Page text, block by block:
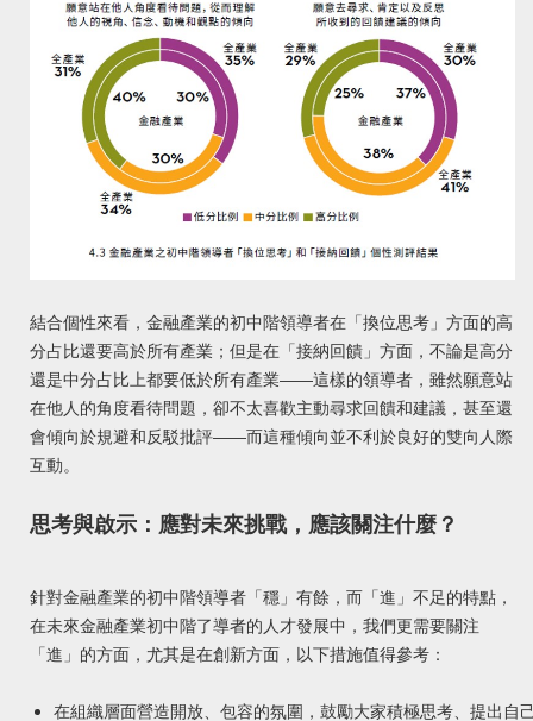
結合個性來看，金融產業的初中階領導者在「換位思考」方面的高
分占比還要高於所有產業；但是在「接納回饋」方面，不論是高分
還是中分占比上都要低於所有產業——這樣的領導者，雖然願意站
在他人的角度看待問題，卻不太喜歡主動尋求回饋和建議，甚至還
會傾向於規避和反駁批評——而這種傾向並不利於良好的雙向人際
互動。
思考與啟示：應對未來挑戰，應該關注什麼？
針對金融產業的初中階領導者「穩」有餘，而「進」不足的特點，
在未來金融產業初中階了導者的人才發展中，我們更需要關注
「進」的方面，尤其是在創新方面，以下措施值得參考：
在組織層面營造開放、包容的氛圍，鼓勵大家積極思考、提出